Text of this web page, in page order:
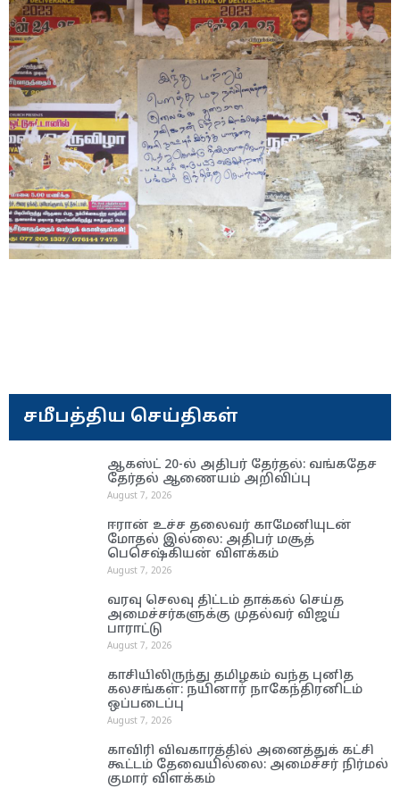
சமீபத்திய செய்திகள்
ஆகஸ்ட் 20-ல் அதிபர் தேர்தல்: வங்கதேச
தேர்தல் ஆணை​யம் அறிவிப்பு
August 7, 2026
ஈரான் உச்ச தலை​வர் காமேனியுடன்
மோதல் இல்லை: அதிபர் மசூத்
பெசெஷ்கியன் விளக்கம்
August 7, 2026
வரவு செலவு திட்டம் தாக்கல் செய்த
அமைச்சர்களுக்கு முதல்வர் விஜய்
பாராட்டு
August 7, 2026
காசியிலிருந்து தமிழகம் வந்த புனித
கலசங்கள்: நயினார் நாகேந்திரனிடம்
ஒப்படைப்பு
August 7, 2026
காவிரி விவகாரத்தில் அனைத்துக் கட்சி
கூட்டம் தேவையில்லை: அமைச்சர் நிர்மல்
குமார் விளக்கம்